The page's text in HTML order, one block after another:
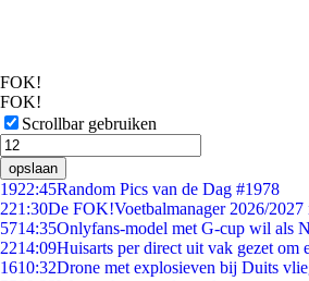
FOK!
FOK!
Scrollbar gebruiken
opslaan
1922:45Random Pics van de Dag #1978
221:30De FOK!Voetbalmanager 2026/2027
5714:35Onlyfans-model met G-cup wil als
2214:09Huisarts per direct uit vak gezet om
1610:32Drone met explosieven bij Duits